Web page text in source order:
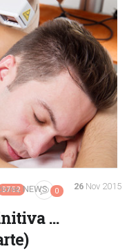
26 Nov 2015
, NEWS 0
3752
…